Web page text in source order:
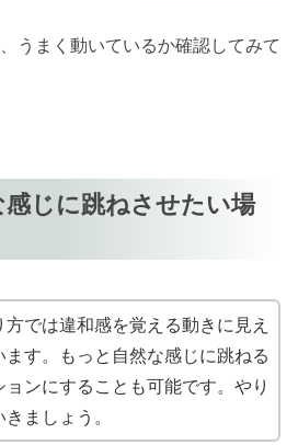
うまく動いているか確認してみて
感じに跳ねさせたい場
方では違和感を覚える動きに見え
ます。もっと自然な感じに跳ねる
ョンにすることも可能です。やり
ましょう。